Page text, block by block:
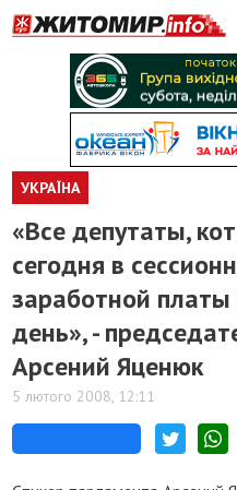
УКРАЇНА
«Все депутаты,
сегодня в
заработной
день», -
Арсений Яценюк
5 лютого 2008, 12:11